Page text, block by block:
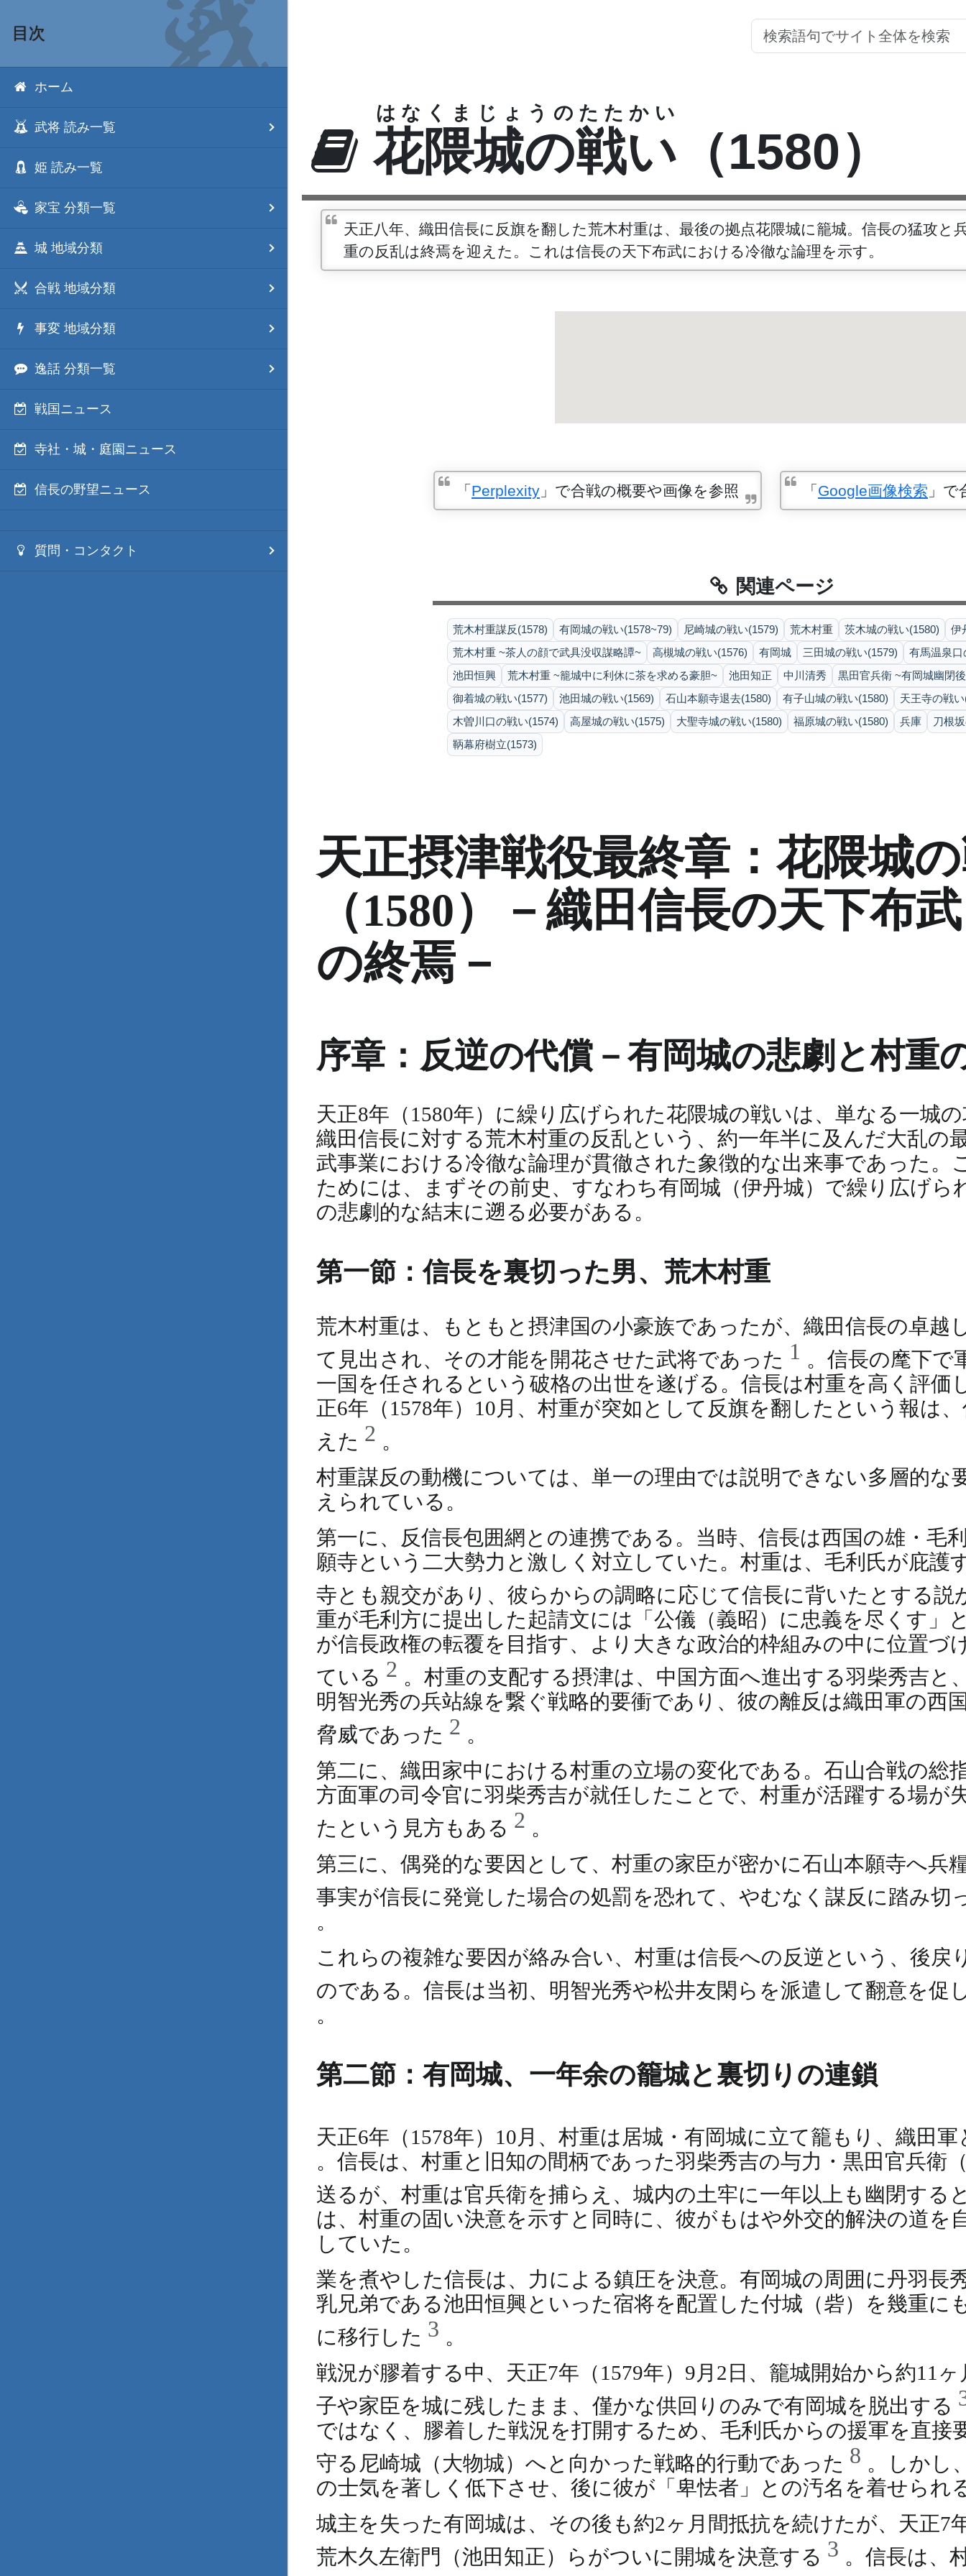
目次
ホーム
武将 読み一覧
姫 読み一覧
家宝 分類一覧
城 地域分類
合戦 地域分類
事変 地域分類
逸話 分類一覧
戦国ニュース
寺社・城・庭園ニュース
信長の野望ニュース
質問・コンタクト
花隈城の戦い
はなくまじょうのたたかい
（1580）
天正八年、織田信長に反旗を翻した荒木村重は、最後の拠点花隈城に籠城。信長の猛攻と
重の反乱は終焉を迎えた。これは信長の天下布武における冷徹な論理を示す。
「 Perplexity 」で合戦の概要や画像を参照 「 Google画像検索 」で
関連ページ
荒木村重謀反(1578) 有岡城の戦い(1578~79) 尼崎城の戦い(1579) 荒木村重 茨木城の戦い(1580)
伊
荒木村重 ~茶人の顔で武具没収謀略譚~
高槻城の戦い(1576) 有岡城 三田城の戦い(1579)
有馬温泉口
池田恒興
荒木村重 ~籠城中に利休に茶を求める豪胆~ 池田知正 中川清秀
黒田官兵衛 ~有岡城幽閉
御着城の戦い(1577)
池田城の戦い(1569) 石山本願寺退去(1580) 有子山城の戦い(1580)
天王寺の戦
木曽川口の戦い(1574)
高屋城の戦い(1575) 大聖寺城の戦い(1580) 福原城の戦い(1580) 兵庫
刀根
鞆幕府樹立(1573)
天正摂津戦役最終章：花隈城
（1580）－織田信長の天下布
の終焉－
序章：反逆の代償－有岡城の悲劇と村重
天正8年（1580年）に繰り広げられた花隈城の戦いは、単なる一城
織田信長に対する荒木村重の反乱という、約一年半に及んだ大乱の
武事業における冷徹な論理が貫徹された象徴的な出来事であった。
ためには、まずその前史、すなわち有岡城（伊丹城）で繰り広げら
の悲劇的な結末に遡る必要がある。
第一節：信長を裏切った男、荒木村重
荒木村重は、もともと摂津国の小豪族であったが、織田信長の卓越
て見出され、その才能を開花させた武将であった 1 。信長の麾下で
一国を任されるという破格の出世を遂げる。信長は村重を高く評価
正6年（1578年）10月、村重が突如として反旗を翻したという報は
えた 2 。
村重謀反の動機については、単一の理由では説明できない多層的な
えられている。
第一に、反信長包囲網との連携である。当時、信長は西国の雄・毛
願寺という二大勢力と激しく対立していた。村重は、毛利氏が庇護
寺とも親交があり、彼らからの調略に応じて信長に背いたとする
重が毛利方に提出した起請文には「公儀（義昭）に忠義を尽くす」
が信長政権の転覆を目指す、より大きな政治的枠組みの中に位置づ
ている 2 。村重の支配する摂津は、中国方面へ進出する羽柴秀吉と
明智光秀の兵站線を繋ぐ戦略的要衝であり、彼の離反は織田軍の西
脅威であった 2 。
第二に、織田家中における村重の立場の変化である。石山合戦の総
方面軍の司令官に羽柴秀吉が就任したことで、村重が活躍する場が
たという見方もある 2 。
第三に、偶発的な要因として、村重の家臣が密かに石山本願寺へ兵
事実が信長に発覚した場合の処罰を恐れて、やむなく謀反に踏み
。
これらの複雑な要因が絡み合い、村重は信長への反逆という、後戻
のである。信長は当初、明智光秀や松井友閑らを派遣して翻意を促
。
第二節：有岡城、一年余の籠城と裏切りの連鎖
天正6年（1578年）10月、村重は居城・有岡城に立て籠もり、織田
。信長は、村重と旧知の間柄であった羽柴秀吉の与力・黒田官兵衛
送るが、村重は官兵衛を捕らえ、城内の土牢に一年以上も幽閉する
は、村重の固い決意を示すと同時に、彼がもはや外交的解決の道を
していた。
業を煮やした信長は、力による鎮圧を決意。有岡城の周囲に丹羽長
乳兄弟である池田恒興といった宿将を配置した付城（砦）を幾重に
に移行した 3 。
戦況が膠着する中、天正7年（1579年）9月2日、籠城開始から約11
子や家臣を城に残したまま、僅かな供回りのみで有岡城を脱出する
ではなく、膠着した戦況を打開するため、毛利氏からの援軍を直接
守る尼崎城（大物城）へと向かった戦略的行動であった 8 。しかし
の士気を著しく低下させ、後に彼が「卑怯者」との汚名を着せられ
城主を失った有岡城は、その後も約2ヶ月間抵抗を続けたが、天正7
荒木久左衛門（池田知正）らがついに開城を決意する 3 。信長は、